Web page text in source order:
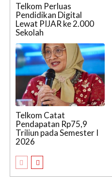
Telkom Perluas
Pendidikan Digital
Lewat PIJAR ke 2.000
Sekolah
Telkom Catat
Pendapatan Rp75,9
Triliun pada Semester I
2026